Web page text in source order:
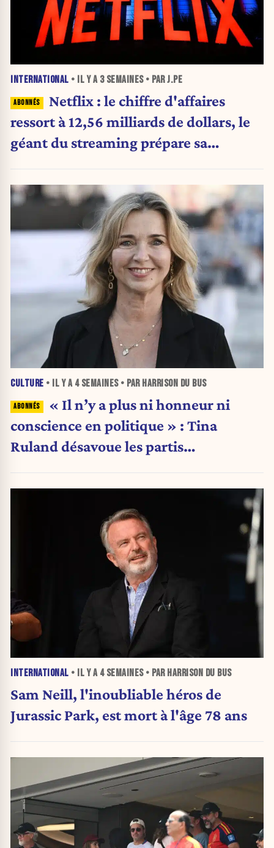
INTERNATIONAL • IL Y A 3 SEMAINES• PAR J.PE
Netflix : le chiffre d'affaires
ressort à 12,56 milliards de dollars, le
géant du streaming prépare sa
CULTURE • IL Y A 4 SEMAINES• PAR HARRISON DU BUS
« Il n’y a plus ni honneur ni
conscience en politique » : Tina
Ruland désavoue les partis
INTERNATIONAL • IL Y A 4 SEMAINES• PAR HARRISON DU BUS
Sam Neill, l'inoubliable héros de
Jurassic Park, est mort à l'âge 78 ans